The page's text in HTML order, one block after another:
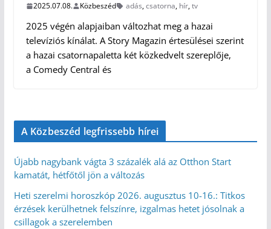
2025.07.08. Közbeszéd adás,csatorna, hír,tv
2025 végén alapjaiban változhat meg a hazai
televíziós kínálat. A Story Magazin értesülései szerint
a hazai csatornapaletta két közkedvelt szereplője,
a Comedy Central és
A Közbeszéd legfrissebb hírei
Újabb nagybank vágta 3 százalék alá az Otthon Start
kamatát, hétfőtől jön a változás
Heti szerelmi horoszkóp 2026. augusztus 10-16.: Titkos
érzések kerülhetnek felszínre, izgalmas hetet jósolnak a
csillagok a szerelemben